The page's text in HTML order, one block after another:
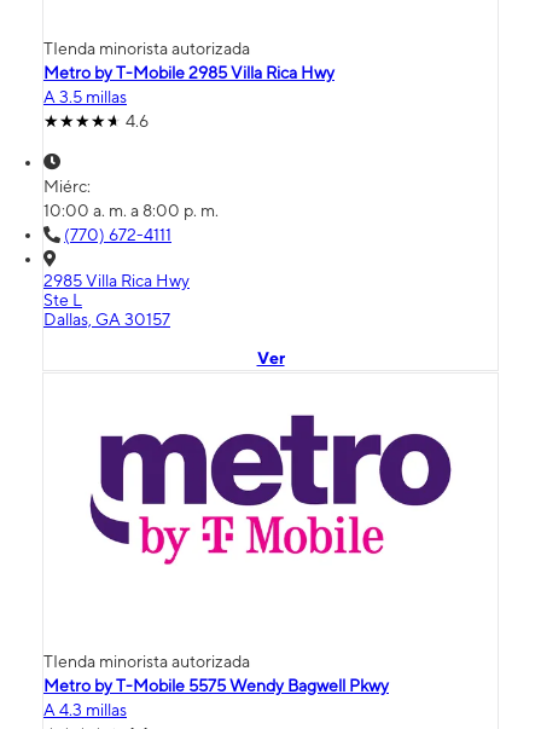
TIenda minorista autorizada
Metro by T-Mobile 2985 Villa Rica Hwy
A 3.5 millas
4.6
Miérc:
10:00 a. m. a 8:00 p. m.
(770) 672-4111
2985 Villa Rica Hwy
Ste L
Dallas, GA 30157
Ver
TIenda minorista autorizada
Metro by T-Mobile 5575 Wendy Bagwell Pkwy
A 4.3 millas